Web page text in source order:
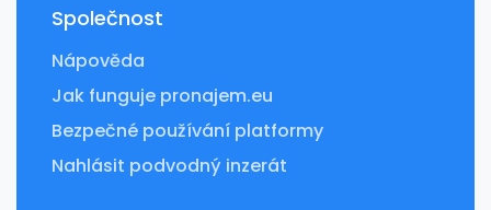
Společnost
Nápověda
Jak funguje pronajem.eu
Bezpečné používání platformy
Nahlásit podvodný inzerát